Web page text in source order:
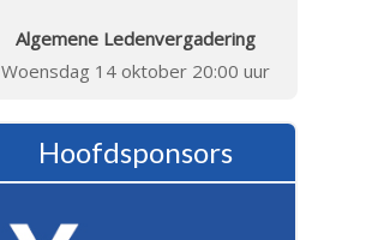
Algemene Ledenvergadering
Woensdag 14 oktober 20:00 uur
Hoofdsponsors